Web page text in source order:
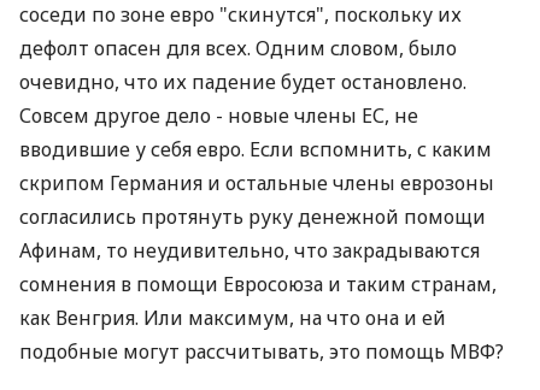
соседи по зоне евро "скинутся", поскольку их
дефолт опасен для всех. Одним словом, было
очевидно, что их падение будет остановлено.
Совсем другое дело - новые члены ЕС, не
вводившие у себя евро. Если вспомнить, с каким
скрипом Германия и остальные члены еврозоны
согласились протянуть руку денежной помощи
Афинам, то неудивительно, что закрадываются
сомнения в помощи Евросоюза и таким странам,
как Венгрия. Или максимум, на что она и ей
подобные могут рассчитывать, это помощь МВФ?